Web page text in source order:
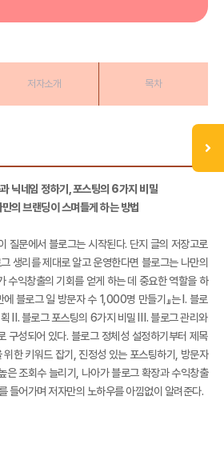
저자소개 목차
닉네임 정하기, 포스팅의 6가지 비밀
의 브랜딩이 스며들게 하는 방법
질문에서 블로그는 시작된다. 단지 글의 저장고로
생리를 제대로 알고 운영한다면 블로그는 나만의
수익창출의 기회를 얻게 하는 데 중요한 역할을 하
에 블로그 일 방문자 수 1,000명 만들기』는 Ⅰ. 블로
Ⅱ. 블로그 포스팅의 6가지 비밀 Ⅲ. 블로그 관리와
구성되어 있다. 블로그 정체성 설정하기부터 제목
한 키워드 잡기, 진정성 있는 포스팅하기, 방문자
은 조회수 늘리기, 나아가 블로그 확장과 수익창출
들어가며 저자만의 노하우를 아낌없이 알려준다.